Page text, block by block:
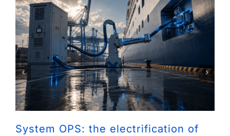
System OPS: the electrification of